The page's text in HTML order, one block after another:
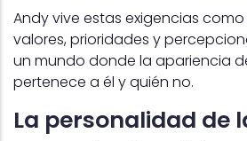
Andy vive estas exigencias
valores, prioridades y
un mundo donde la apariencia
pertenece a él y quién no.
La personalidad de